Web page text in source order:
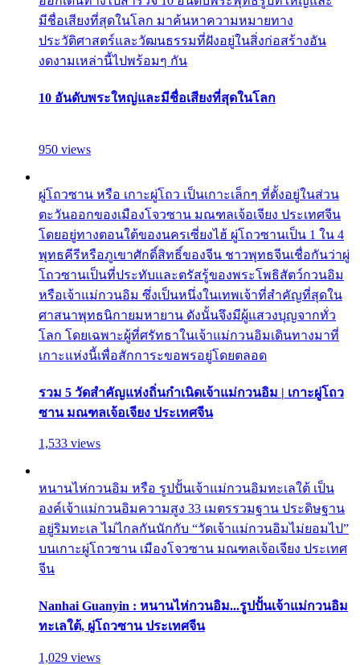
มีชื่อเสียงที่สุดในโลก มาค้นหาความหมายทาง
ประวัติศาสตร์และวัฒนธรรมที่ฝังอยู่ในสิ่งก่อสร้างอัน
งดงามเหล่านี้ไปพร้อมๆ กัน
10 อันดับพระใหญ่และมีชื่อเสียงที่สุดในโลก
950 views
ผู่โถวซาน หรือ เกาะผู่โถว เป็นเกาะเล็กๆ ที่ตั้งอยู่ในส่วน
ตะวันออกของเมืองโจวซาน มณฑลเจ้อเจียง ประเทศจีน
โดยอยู่ทางตอนใต้ของนครเซี่ยงไฮ้ ผู่โถวซานเป็น 1 ใน 4
พุทธคีรีหรือภูเขาศักดิ์สิทธิ์ของจีน ชาวพุทธจีนเชื่อกันว่าผู่
โถวซานเป็นที่ประทับและตรัสรู้ของพระโพธิสัตว์กวนอิม
หรือเจ้าแม่กวนอิม ซึ่งเป็นหนึ่งในเทพเจ้าที่สำคัญที่สุดใน
ศาสนาพุทธนิกายมหายาน ดังนั้นจึงมีผู้แสวงบุญจากทั่ว
โลก โดยเฉพาะผู้ที่ศรัทธาในเจ้าแม่กวนอิมเดินทางมาที่
เกาะแห่งนี้เพื่อสักการะขอพรอยู่โดยตลอด
รวม 5 วัดสำคัญแห่งถิ่นกำเนิดเจ้าแม่กวนอิม | เกาะผู่โถว
ซาน มณฑลเจ้อเจียง ประเทศจีน
1,533 views
หนานไห่กวนอิม หรือ รูปปั้นเจ้าแม่กวนอิมทะเลใต้ เป็น
องค์เจ้าแม่กวนอิมความสูง 33 เมตรรวมฐาน ประดิษฐาน
อยู่ริมทะเล ไม่ไกลกันนักกับ “วัดเจ้าแม่กวนอิมไม่ยอมไป”
บนเกาะผู่โถวซาน เมืองโจวซาน มณฑลเจ้อเจียง ประเทศ
จีน
Nanhai Guanyin : หนานไห่กวนอิม...รูปปั้นเจ้าแม่กวนอิม
ทะเลใต้, ผู่โถวซาน ประเทศจีน
1,029 views